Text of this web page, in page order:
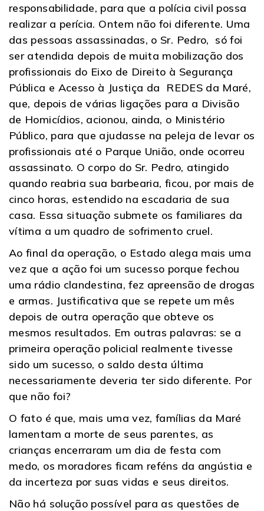
responsabilidade, para que a polícia civil possa
realizar a perícia. Ontem não foi diferente. Uma
das pessoas assassinadas, o Sr. Pedro, só foi
ser atendida depois de muita mobilização dos
profissionais do Eixo de Direito à Segurança
Pública e Acesso à Justiça da REDES da Maré,
que, depois de várias ligações para a Divisão
de Homicídios, acionou, ainda, o Ministério
Público, para que ajudasse na peleja de levar os
profissionais até o Parque União, onde ocorreu
assassinato. O corpo do Sr. Pedro, atingido
quando reabria sua barbearia, ficou, por mais de
cinco horas, estendido na escadaria de sua
casa. Essa situação submete os familiares da
vítima a um quadro de sofrimento cruel.
Ao final da operação, o Estado alega mais uma
vez que a ação foi um sucesso porque fechou
uma rádio clandestina, fez apreensão de drogas
e armas. Justificativa que se repete um mês
depois de outra operação que obteve os
mesmos resultados. Em outras palavras: se a
primeira operação policial realmente tivesse
sido um sucesso, o saldo desta última
necessariamente deveria ter sido diferente. Por
que não foi?
O fato é que, mais uma vez, famílias da Maré
lamentam a morte de seus parentes, as
crianças encerraram um dia de festa com
medo, os moradores ficam reféns da angústia e
da incerteza por suas vidas e seus direitos.
Não há solução possível para as questões de